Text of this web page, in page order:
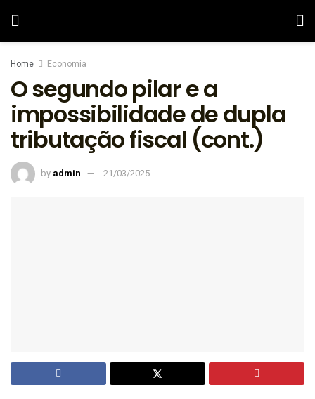
Home Economia
O segundo pilar e a
impossibilidade de dupla
tributação fiscal (cont.)
by admin 21/03/2025